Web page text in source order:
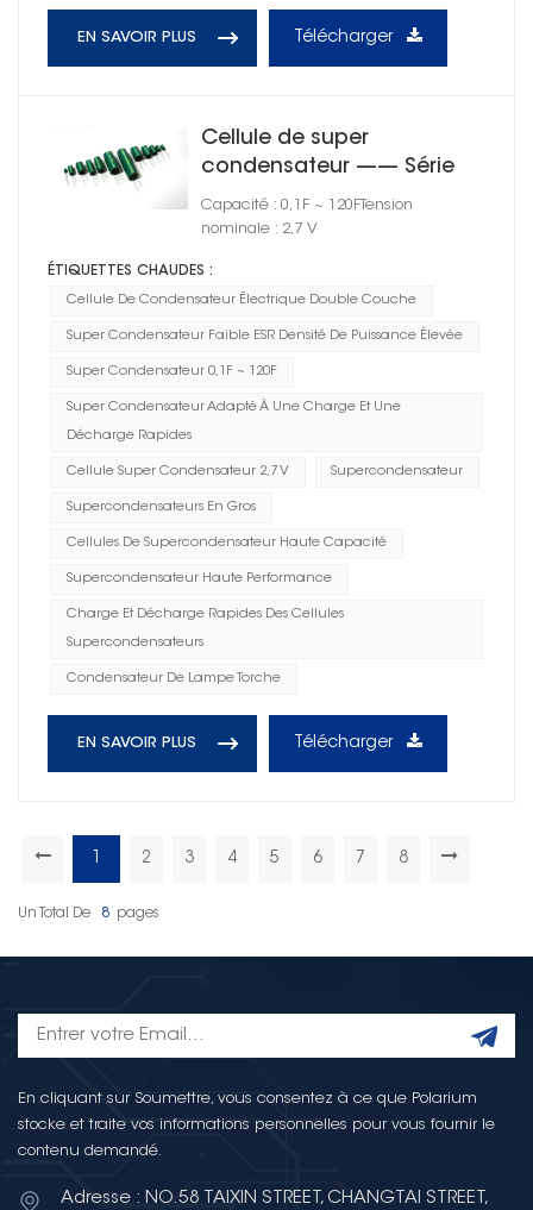
EN SAVOIR PLUS Télécharger
Cellule de super
condensateur —— Série
CSD-01
Capacité : 0,1F ~ 120FTension
nominale : 2,7 V
ÉTIQUETTES CHAUDES :
Cellule De Condensateur Électrique Double Couche
Super Condensateur Faible ESR Densité De Puissance Élevée
Super Condensateur 0,1F ~ 120F
Super Condensateur Adapté À Une Charge Et Une
Décharge Rapides
Cellule Super Condensateur 2,7 V Supercondensateur
Supercondensateurs En Gros
Cellules De Supercondensateur Haute Capacité
Supercondensateur Haute Performance
Charge Et Décharge Rapides Des Cellules
Supercondensateurs
Condensateur De Lampe Torche
EN SAVOIR PLUS Télécharger
1 2 3 4 5 6 7 8
Un Total De 8 Pages
En cliquant sur Soumettre, vous consentez à ce que Polarium
stocke et traite vos informations personnelles pour vous fournir le
contenu demandé.
Adresse : NO.58 TAIXIN STREET, CHANGTAI STREET,